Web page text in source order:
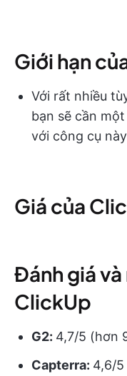
Giới hạn
Với rất nhiều
bạn sẽ cần
với công cụ này
Giá của
Đánh giá
ClickUp
G2: 4,7/5 (hơn
Capterra: 4,6/5